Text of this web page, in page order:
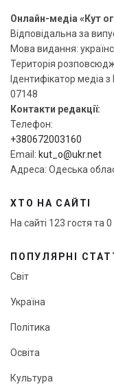
Онлайн-медіа «Кут
Відповідальна за
Мова видання:
Територія
Ідентифікатор медіа з
07148
Контакти редакції:
Телефон:
+380672003160
Email: kut_o@ukr.net
Адреса: Одеська
ХТО НА САЙТІ
На сайті 123 гостя та
ПОПУЛЯРНІ
Світ
Україна
Політика
Освіта
Культура